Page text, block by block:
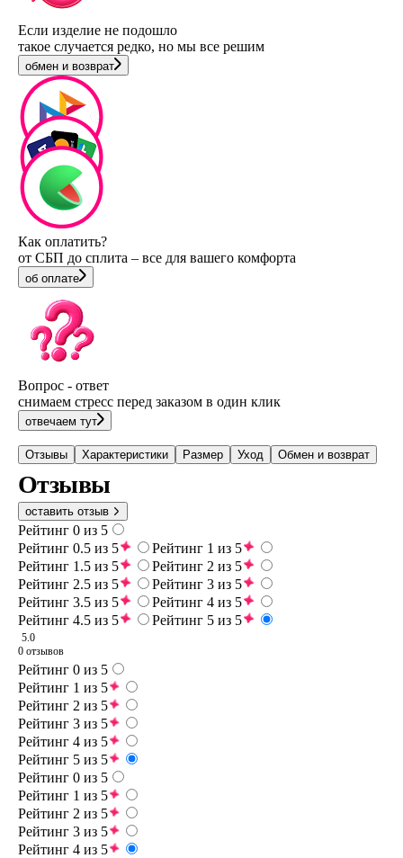
Если изделие не подошло
такое случается редко, но мы все решим
обмен и возврат
Как оплатить?
от СБП до сплита – все для вашего комфорта
об оплате
Вопрос - ответ
снимаем стресс перед заказом в один клик
отвечаем тут
Отзывы Характеристики Размер Уход Обмен и возврат
Отзывы
оставить отзыв
Рейтинг 0 из 5
Рейтинг 0.5 из 5
Рейтинг 1 из 5
Рейтинг 1.5 из 5
Рейтинг 2 из 5
Рейтинг 2.5 из 5
Рейтинг 3 из 5
Рейтинг 3.5 из 5
Рейтинг 4 из 5
Рейтинг 4.5 из 5
Рейтинг 5 из 5
5.0
0 отзывов
Рейтинг 0 из 5
Рейтинг 1 из 5
Рейтинг 2 из 5
Рейтинг 3 из 5
Рейтинг 4 из 5
Рейтинг 5 из 5
Рейтинг 0 из 5
Рейтинг 1 из 5
Рейтинг 2 из 5
Рейтинг 3 из 5
Рейтинг 4 из 5